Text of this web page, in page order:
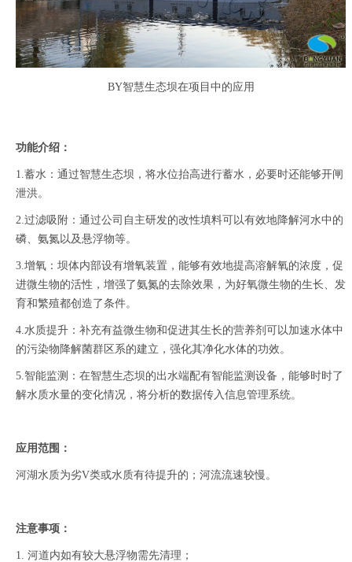
BY智慧生态坝在项目中的应用
功能介绍：
1.蓄水：通过智慧生态坝，将水位抬高进行蓄水，必要时还能够开闸
泄洪。
2.过滤吸附：通过公司自主研发的改性填料可以有效地降解河水中的
磷、氨氮以及悬浮物等。
3.增氧：坝体内部设有增氧装置，能够有效地提高溶解氧的浓度，促
进微生物的活性，增强了氨氮的去除效果，为好氧微生物的生长、发
育和繁殖都创造了条件。
4.水质提升：补充有益微生物和促进其生长的营养剂可以加速水体中
的污染物降解菌群区系的建立，强化其净化水体的功效。
5.智能监测：在智慧生态坝的出水端配有智能监测设备，能够时时了
解水质水量的变化情况，将分析的数据传入信息管理系统。
应用范围：
河湖水质为劣V类或水质有待提升的；河流流速较慢。
注意事项：
1. 河道内如有较大悬浮物需先清理；